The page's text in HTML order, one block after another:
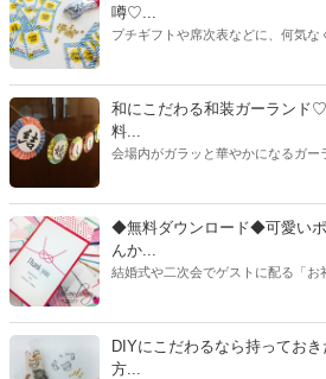
噂♡...
プチギフトや席次表などに、何気な
はほとんどの花嫁さんが手作りし
ま、付いてた方が断然可愛い♡そん
タグアイデア、探してみました♪
和にこだわる和装ガーランド
料...
会場内がガラッと華やかになるガー
で既に完成された物が販売されて
す。ダウンロードしたデザインを印
も・・・♡紙質や柄などでガラッと
◆無料ダウンロード◆可愛いポ
んか...
結婚式や二次会でゲストに配る「お
袋で用意しませんか？今回の記事
ください。いつもStrawberryを読ん
伝いが少しでも出来れば嬉しいです♡
DIYにこだわるなら持ってお
方...